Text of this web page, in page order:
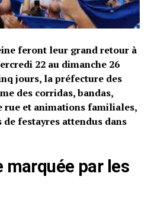
feront leur grand retour à
22 au dimanche 26
jours, la préfecture des
des corridas, bandas,
rue et animations familiales,
festayres attendus dans
marquée par les